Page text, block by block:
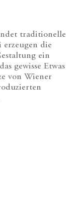
traditionelle
erzeugen die
ein
gewisse Etwas
von Wiener